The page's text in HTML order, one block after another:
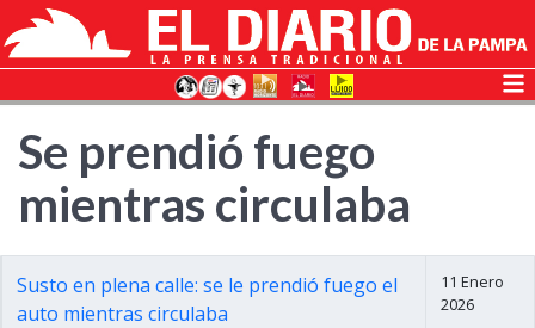
Se prendió fuego
mientras circulaba
Susto en plena calle: se le prendió fuego el
auto mientras circulaba
11 Enero
2026